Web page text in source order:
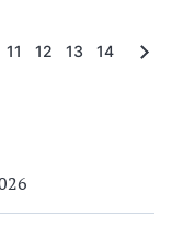
11 12 13 14